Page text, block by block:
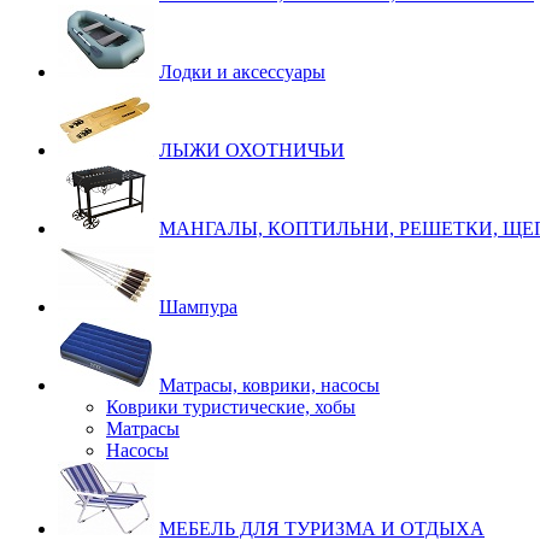
Лодки и аксессуары
ЛЫЖИ ОХОТНИЧЬИ
МАНГАЛЫ, КОПТИЛЬНИ, РЕШЕТКИ,
Шампура
Матрасы, коврики, насосы
Коврики туристические, хобы
Матрасы
Насосы
МЕБЕЛЬ ДЛЯ ТУРИЗМА И ОТДЫХА